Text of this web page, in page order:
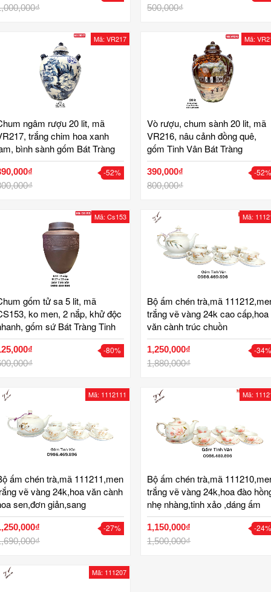
500,000₫
Mã: VR217
ngâm rượu 20 lit, mã
trắng chim hoa xanh
bình sành gốm Bát Tràng
Vân
-52%
Mã:
Vò rượu, chum sành 20 lit, mã
VR216, nâu cảnh đồng quê,
gốm Tinh Vân Bát Tràng
390,000₫
800,000₫
-52%
Mã: Cs153
gốm tử sa 5 lit, mã
ko men, 2 nắp, khử độc
gốm sứ Bát Tràng Tinh
-80%
Mã:
Bộ ấm chén trà,mã
trắng vẽ vàng 24k cao cấp,hoa
văn cành trúc chuồn
chuồn,dáng bình đèn thần,sang
trọng,gốm bát tràng,tinh vân
1,250,000₫
1,880,000₫
-34%
Mã: 1112111
ấm chén trà,mã 111211,men
vẽ vàng 24k,hoa văn cành
sen,đơn giản,sang
bát tràng,tinh vân
-27%
Mã:
Bộ ấm chén trà,mã
trắng vẽ vàng 24k,hoa đào
nhẹ nhàng,tinh xảo ,dáng ấm
tròn, sang trọng,gốm bát
tràng,tinh vân
1,150,000₫
1,500,000₫
-24%
Mã: 111207